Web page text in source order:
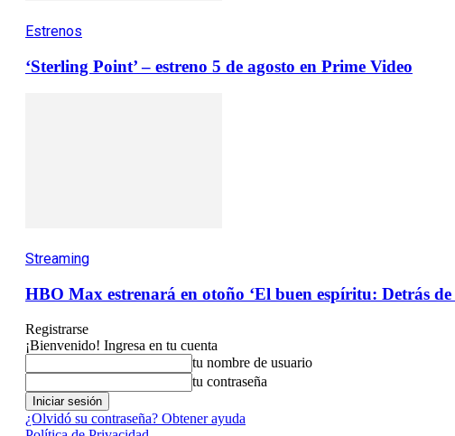
Estrenos
‘Sterling Point’ – estreno 5 de agosto en Prime Video
Streaming
HBO Max estrenará en otoño ‘El buen espíritu: Detrás
Registrarse
¡Bienvenido! Ingresa en tu cuenta
tu nombre de usuario
tu contraseña
¿Olvidó su contraseña? Obtener ayuda